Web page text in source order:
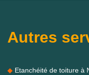
Autres
Etanchéité de toiture à